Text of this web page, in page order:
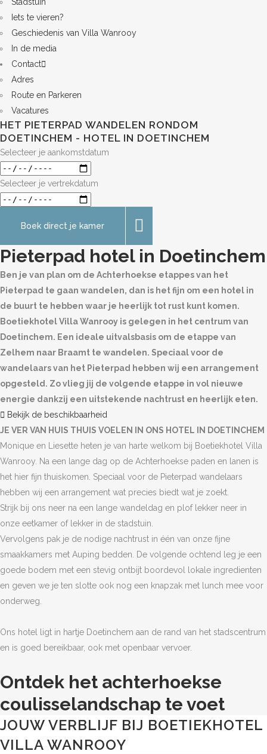
Iets te vieren?
Geschiedenis van Villa Wanrooy
In de media
Contact
Adres
Route en Parkeren
Vacatures
HET PIETERPAD WANDELEN RONDOM
DOETINCHEM - HOTEL IN DOETINCHEM
Selecteer je aankomstdatum
Selecteer je vertrekdatum
Boek direct je kamer
Pieterpad hotel in Doetinchem
Ben je van plan om de Achterhoekse etappes van het
Pieterpad te gaan wandelen, dan is het fijn om een hotel in
de buurt te hebben waar je heerlijk tot rust kunt komen.
Boetiekhotel Villa Wanrooy is gelegen in het centrum van
Doetinchem. Een ideale uitvalsbasis om de etappe van
Zelhem naar Braamt te wandelen. Speciaal voor de
wandelaars van het Pieterpad hebben wij een arrangement
opgesteld. Zo vlieg jij de volgende etappe in vol nieuwe
energie dankzij een uitstekende nachtrust en heerlijk eten.
Bekijk de beschikbaarheid
JE VER VAN HUIS THUIS VOELEN IN ONS HOTEL IN DOETINCHEM
Monique en Liesette heten je van harte welkom bij Boetiekhotel Villa
Wanrooy. Na een lange dag op de Achterhoekse paden en lanen is
het hier fijn thuiskomen. Speciaal voor de Pieterpad wandelaars
hebben wij een arrangement wat precies biedt wat je zoekt.
Strijk bij ons neer na een lange wandeldag en plof lekker neer in
onze eetkamer of lekker in de stadstuin.
Vervolgens pak je de nodige nachtrust in één van onze fijne
smaakkamers met Auping bedden. De volgende ochtend leg je een
goede bodem met een stevig ontbijt boordevol lokale ingredienten
en geven we je ten slotte ook nog een knapzak met lunch mee voor
onderweg.
Ons hotel ligt in hartje Doetinchem aan de rand van het stadscentrum
en is goed bereikbaar, ook met openbaar vervoer.
Ontdek het achterhoekse
coulisselandschap te voet
JOUW VERBLIJF BIJ BOETIEKHOTEL
VILLA WANROOY